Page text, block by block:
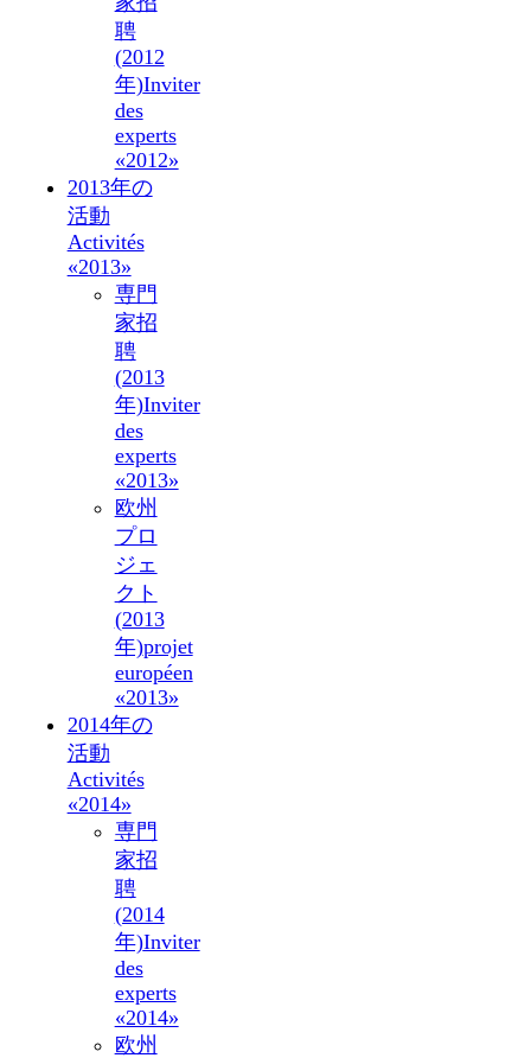
聘
(2012
年)Inviter
des
experts
«2012»
2013年の
活動
Activités
«2013»
専門
家招
聘
(2013
年)Inviter
des
experts
«2013»
欧州
プロ
ジェ
クト
(2013
年)projet
européen
«2013»
2014年の
活動
Activités
«2014»
専門
家招
聘
(2014
年)Inviter
des
experts
«2014»
欧州